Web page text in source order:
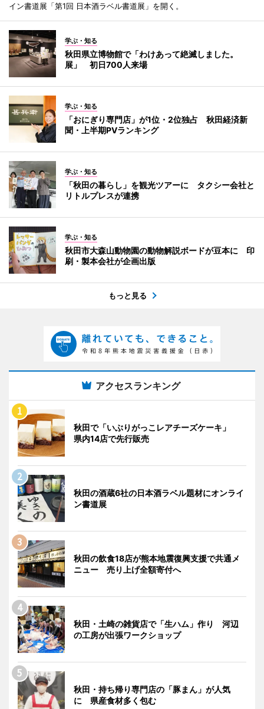
イン書道展「第1回 日本酒ラベル書道展」を開く。
学ぶ・知る
秋田県立博物館で「わけあって絶滅しました。
展」 初日700人来場
学ぶ・知る
「おにぎり専門店」が1位・2位独占 秋田経済新
聞・上半期PVランキング
学ぶ・知る
「秋田の暮らし」を観光ツアーに タクシー会社と
リトルプレスが連携
学ぶ・知る
秋田市大森山動物園の動物解説ボードが豆本に 印
刷・製本会社が企画出版
もっと見る
アクセスランキング
秋田で「いぶりがっこレアチーズケーキ」
県内14店で先行販売
秋田の酒蔵6社の日本酒ラベル題材にオンライ
ン書道展
秋田の飲食18店が熊本地震復興支援で共通メ
ニュー 売り上げ全額寄付へ
秋田・土崎の雑貨店で「生ハム」作り 河辺
の工房が出張ワークショップ
秋田・持ち帰り専門店の「豚まん」が人気
に 県産食材多く包む